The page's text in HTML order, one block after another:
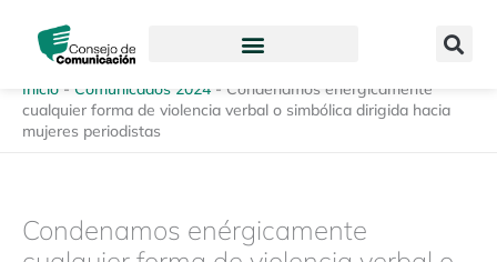
contenido
Inicio - Comunicados 2024- Condenamos enérgicamente
cualquier forma de violencia verbal o simbólica dirigida hacia
mujeres periodistas
Condenamos enérgicamente